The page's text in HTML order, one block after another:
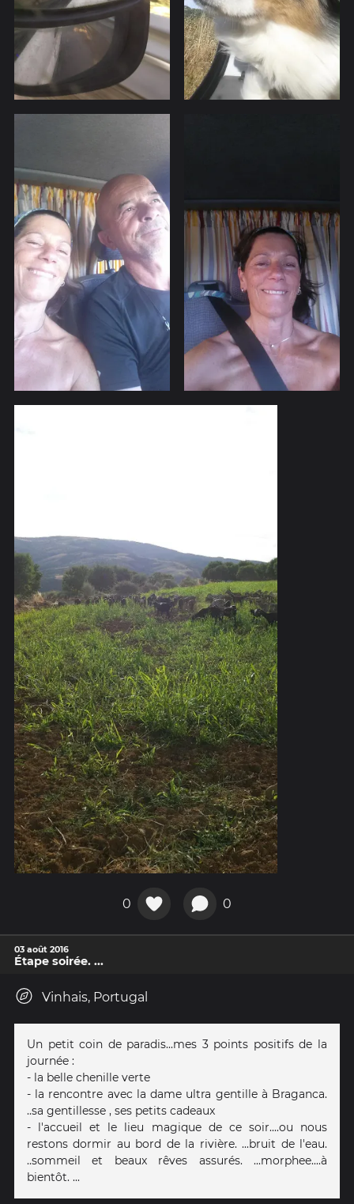
0 0
03 août 2016
Étape soirée. ...
Vinhais, Portugal
Un petit coin de paradis...mes 3 points positifs de la
journée :
- la belle chenille verte
- la rencontre avec la dame ultra gentille à Braganca.
..sa gentillesse , ses petits cadeaux
- l'accueil et le lieu magique de ce soir....ou nous
restons dormir au bord de la rivière. ...bruit de l'eau.
..sommeil et beaux rêves assurés. ...morphee....à
bientôt. ...